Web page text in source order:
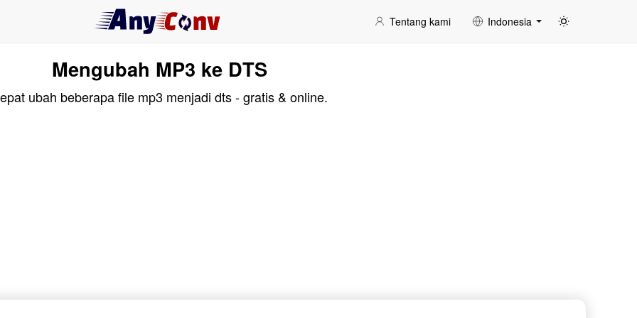
Tentang kami Indonesia
Mengubah MP3 ke DTS
ubah beberapa file mp3 menjadi dts - gratis & online.